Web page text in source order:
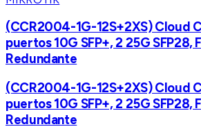
(CCR2004-1G-12S+2XS) Cloud
puertos 10G SFP+, 2 25G SFP28,
Redundante
(CCR2004-1G-12S+2XS) Cloud
puertos 10G SFP+, 2 25G SFP28,
Redundante